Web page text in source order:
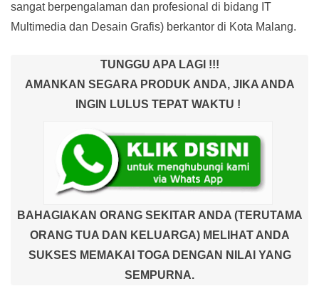
sangat berpengalaman dan profesional di bidang IT
Multimedia dan Desain Grafis) berkantor di Kota Malang.
TUNGGU APA LAGI !!!
AMANKAN SEGARA PRODUK ANDA, JIKA ANDA
INGIN LULUS TEPAT WAKTU !
BAHAGIAKAN ORANG SEKITAR ANDA (TERUTAMA
ORANG TUA DAN KELUARGA) MELIHAT ANDA
SUKSES MEMAKAI TOGA DENGAN NILAI YANG
SEMPURNA.